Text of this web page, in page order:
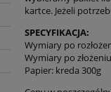
kartce. Jeżeli
SPECYFIKACJA:
Wymiary po
Wymiary po
Papier: kreda 300g